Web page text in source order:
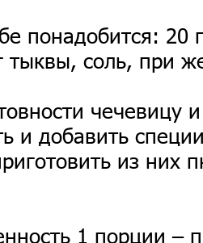
понадобится: 20
тыквы, соль, при
чечевицу
и добавить
из
1 порции –